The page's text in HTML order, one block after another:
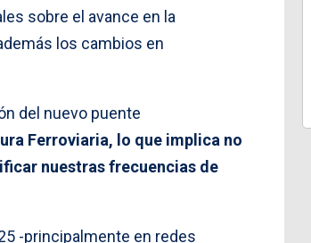
sobre el avance en la
los cambios en
del nuevo puente
Ferroviaria, lo que implica no
nuestras frecuencias de
-principalmente en redes